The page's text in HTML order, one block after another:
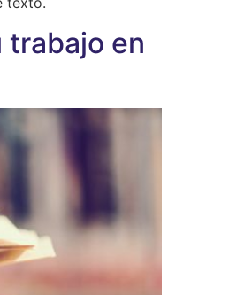
trabajo en